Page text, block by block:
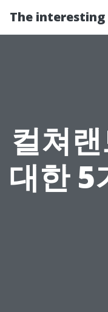
The interesting
컬쳐
대한 5